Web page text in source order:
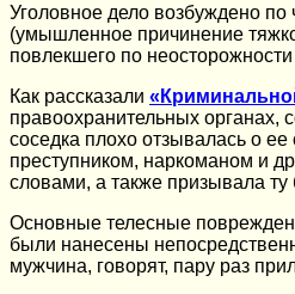
Уголовное дело возбуждено по
(умышленное причинение
повлекшего по
Как рассказали
правоохранительных органах,
соседка плохо отзывалась о
преступником, наркоманом и
словами, а также призывала ту
Основные телесные
были нанесены
мужчина, говорят, пару раз